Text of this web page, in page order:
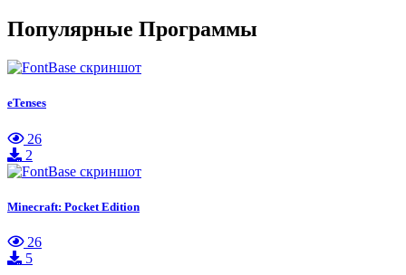
Популярные Программы
eTenses
26
2
Minecraft: Pocket Edition
26
5